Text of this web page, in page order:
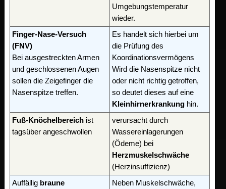
Umgebungstemperatur
wieder.
Finger-Nase-Versuch
(FNV)
Bei ausgestreckten Armen
und geschlossenen Augen
sollen die Zeigefinger die
Nasenspitze treffen.
Es handelt sich hierbei um
die Prüfung des
Koordinationsvermögens
Wird die Nasenspitze nicht
oder nicht richtig getroffen,
so deutet dieses auf eine
Kleinhirnerkrankung hin.
Fuß-Knöchelbereich ist
tagsüber angeschwollen
verursacht durch
Wassereinlagerungen
(Ödeme) bei
Herzmuskelschwäche
(Herzinsuffizienz)
Auffällig braune
Neben Muskelschwäche,